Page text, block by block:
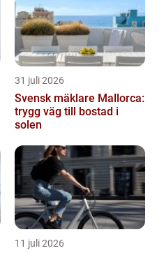
31 juli 2026
Svensk mäklare Mallorca:
trygg väg till bostad i
solen
11 juli 2026